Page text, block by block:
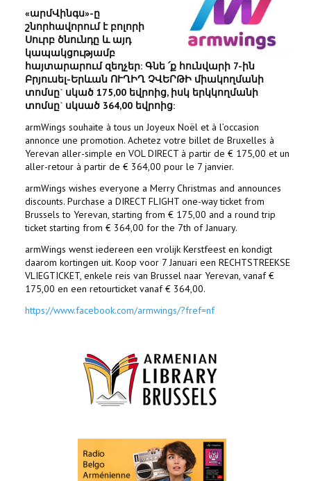
🔔 ELECTIONS 2026 🗳️
EGLISE
LE CENTRE
CONTACT
«արմՎինգս»-ը
շնորհավորում է բոլորի
Սուրբ ծնունդը և այդ
կապակցությամբ
հայտարարում զեղչեր: Գնե ՛ք հունվարի 7-ին
Բրյուսել-Երևան ՈՒՂԻՂ ՉՎԵՐԹԻ միակողմանի
տոմսը` սկած 175,00 եվրոից, իսկ երկկողմանի
տոմսը` սկսած 364,00 եվրոից:
armWings souhaite à tous un Joyeux Noël et à l’occasion
annonce une promotion. Achetez votre billet de Bruxelles à
Yerevan aller-simple en VOL DIRECT à partir de € 175,00 et un
aller-retour à partir de € 364,00 pour le 7 janvier.
armWings wishes everyone a Merry Christmas and announces
discounts. Purchase a DIRECT FLIGHT one-way ticket from
Brussels to Yerevan, starting from € 175,00 and a round trip
ticket starting from € 364,00 for the 7th of January.
armWings wenst iedereen een vrolijk Kerstfeest en kondigt
daarom kortingen uit. Koop voor 7 Januari een RECHTSTREEKSE
VLIEGTICKET, enkele reis van Brussel naar Yerevan, vanaf €
175,00 en een retourticket vanaf € 364,00.
https://www.facebook.com/armwings/?fref=nf